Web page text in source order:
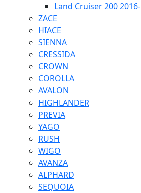
Land Cruiser 200 2016-
ZACE
HIACE
SIENNA
CRESSIDA
CROWN
COROLLA
AVALON
HIGHLANDER
PREVIA
YAGO
RUSH
WIGO
AVANZA
ALPHARD
SEQUOIA